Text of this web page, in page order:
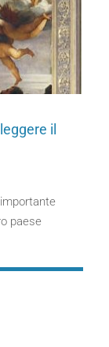
il
paese